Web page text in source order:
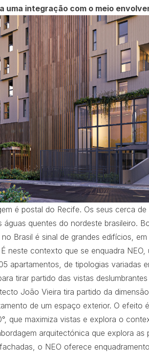
uma integração com o meio
é postal do Recife. Os seus cerca
águas quentes do nordeste brasileiro.
Brasil é sinal de grandes edifícios,
neste contexto que se enquadra
apartamentos, de tipologias variadas
tirar partido das vistas
João Vieira tira partido da
de um espaço exterior. O efeito
que maximiza vistas e explora o
arquitectónica que explora as
o NEO oferece